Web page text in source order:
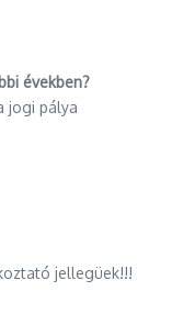
években?
jogi pálya
jellegüek!!!